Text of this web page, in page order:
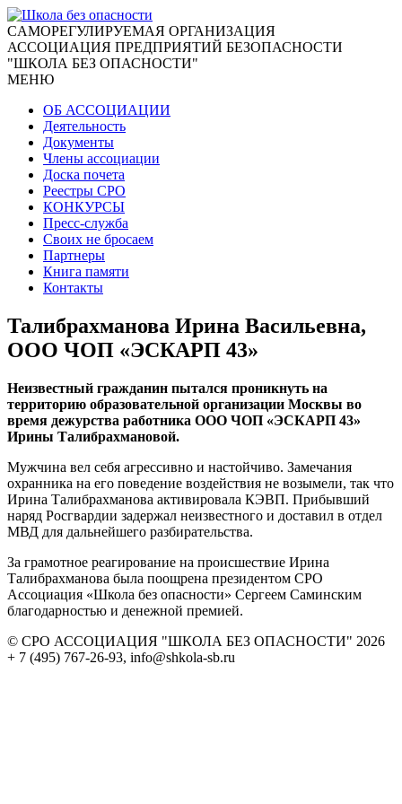
CАМОРЕГУЛИРУЕМАЯ ОРГАНИЗАЦИЯ
АССОЦИАЦИЯ ПРЕДПРИЯТИЙ БЕЗОПАСНОСТИ
"ШКОЛА БЕЗ ОПАСНОСТИ"
МЕНЮ
ОБ АССОЦИАЦИИ
Деятельность
Документы
Члены ассоциации
Доска почета
Реестры СРО
КОНКУРСЫ
Пресс-служба
Своих не бросаем
Партнеры
Книга памяти
Контакты
Талибрахманова Ирина Васильевна,
ООО ЧОП «ЭСКАРП 43»
Неизвестный гражданин пытался проникнуть на
территорию образовательной организации Москвы во
время дежурства работника ООО ЧОП «ЭСКАРП 43»
Ирины Талибрахмановой.
Мужчина вел себя агрессивно и настойчиво. Замечания
охранника на его поведение воздействия не возымели, так что
Ирина Талибрахманова активировала КЭВП. Прибывший
наряд Росгвардии задержал неизвестного и доставил в отдел
МВД для дальнейшего разбирательства.
За грамотное реагирование на происшествие Ирина
Талибрахманова была поощрена президентом СРО
Ассоциация «Школа без опасности» Сергеем Саминским
благодарностью и денежной премией.
© СРО АССОЦИАЦИЯ "ШКОЛА БЕЗ ОПАСНОСТИ" 2026
+ 7 (495) 767-26-93, info@shkola-sb.ru